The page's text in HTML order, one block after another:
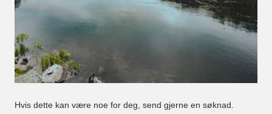
Hvis dette kan være noe for deg, send gjerne en søknad.